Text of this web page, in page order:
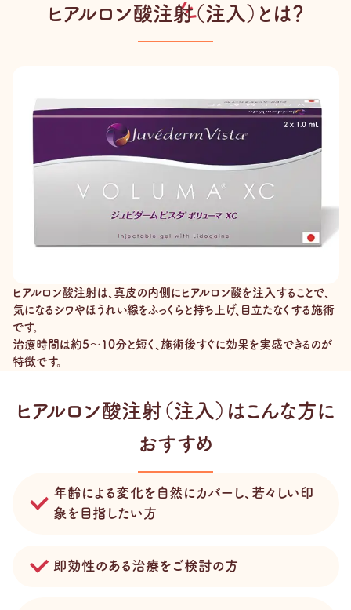
ヒアルロン酸注射（注入）とは？
ヒアルロン酸注射は、真皮の内側にヒアルロン酸を注入することで、
気になるシワやほうれい線をふっくらと持ち上げ、目立たなくする施術
です。
治療時間は約5～10分と短く、施術後すぐに効果を実感できるのが
特徴です。
ヒアルロン酸注射（注入）はこんな方に
おすすめ
年齢による変化を自然にカバーし、若々しい印
象を目指したい方
即効性のある治療をご検討の方